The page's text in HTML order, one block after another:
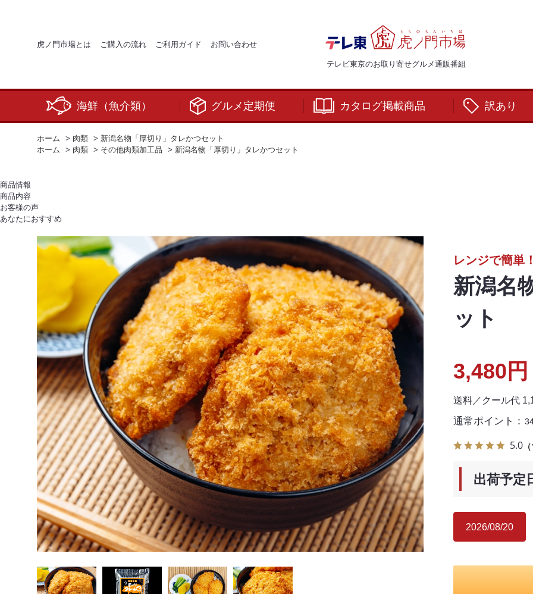
虎ノ門市場とは ご購入の流れ ご利用ガイド お問い合わせ
テレビ東京のお取り寄せグルメ通販番組
海鮮（魚介類） グルメ定期便 カタログ掲載商品 訳あり
ホーム > 肉類 > 新潟名物「厚切り」タレかつセット
ホーム
> 肉類 > その他肉類加工品 > 新潟名物「厚切り」タレかつセット
商品情報
商品内容
お客様の声
あなたにおすすめ
レンジで簡単
新潟名
ット
3,480円
送料／クール代
通常ポイント：
5.0
出荷予定
2026/08/20